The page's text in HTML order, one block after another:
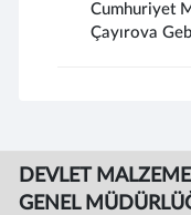
Cumhuriyet
Çayırova
DEVLET
GENEL